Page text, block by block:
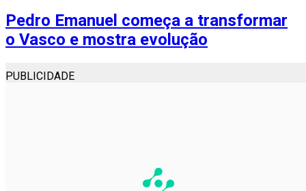
Pedro Emanuel começa a transformar
o Vasco e mostra evolução
PUBLICIDADE